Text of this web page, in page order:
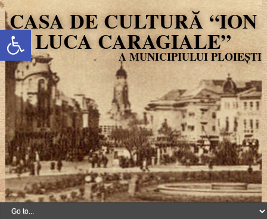
Deschide bara de unelte
CASA DE CULTURĂ “ION
LUCA CARAGIALE”